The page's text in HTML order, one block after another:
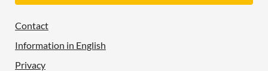
Contact
Information in English
Privacy